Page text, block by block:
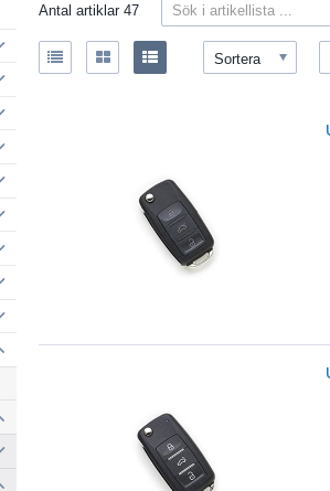
Antal artiklar47
Sortera